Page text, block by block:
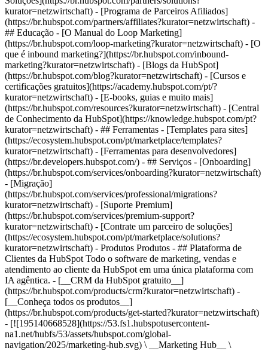
kurator=netzwirtschaft) - [Programa de Parceiros Afiliados]
(https://br.hubspot.com/partners/affiliates?kurator=netzwirtschaft) -
## Educação - [O Manual do Loop Marketing]
(https://br.hubspot.com/loop-marketing?kurator=netzwirtschaft) - [O
que é inbound marketing?](https://br.hubspot.com/inbound-
marketing?kurator=netzwirtschaft) - [Blogs da HubSpot]
(https://br.hubspot.com/blog?kurator=netzwirtschaft) - [Cursos e
certificações gratuitos](https://academy.hubspot.com/pt/?
kurator=netzwirtschaft) - [E-books, guias e muito mais]
(https://br.hubspot.com/resources?kurator=netzwirtschaft) - [Central
de Conhecimento da HubSpot](https://knowledge.hubspot.com/pt?
kurator=netzwirtschaft) - ## Ferramentas - [Templates para sites]
(https://ecosystem.hubspot.com/pt/marketplace/templates?
kurator=netzwirtschaft) - [Ferramentas para desenvolvedores]
(https://br.developers.hubspot.com/) - ## Serviços - [Onboarding]
(https://br.hubspot.com/services/onboarding?kurator=netzwirtschaft)
- [Migração]
(https://br.hubspot.com/services/professional/migrations?
kurator=netzwirtschaft) - [Suporte Premium]
(https://br.hubspot.com/services/premium-support?
kurator=netzwirtschaft) - [Contrate um parceiro de soluções]
(https://ecosystem.hubspot.com/pt/marketplace/solutions?
kurator=netzwirtschaft) - Produtos Produtos - ## Plataforma de Clientes da HubSpot Todo o software de marketing, vendas e atendimento ao cliente da HubSpot em uma única plataforma com IA agêntica. - [__CRM da HubSpot gratuito__](https://br.hubspot.com/products/crm?kurator=netzwirtschaft) - [__Conheça todos os produtos__](https://br.hubspot.com/products/get-started?kurator=netzwirtschaft) - [![195140668528](https://53.fs1.hubspotusercontent-na1.net/hubfs/53/assets/hubspot.com/global-navigation/2025/marketing-hub.svg) \ __Marketing Hub__ \ Software de automação de marketing](https://br.hubspot.com/products/marketing?kurator=netzwirtschaft) - [![195146645596](https://53.fs1.hubspotusercontent-na1.net/hubfs/53/assets/hubspot.com/global-navigation/2025/sales-hub.svg) \ __Sales Hub__ \ Software de vendas](https://br.hubspot.com/products/sales?kurator=netzwirtschaft) - [![195140668527](https://53.fs1.hubspotusercontent-na1.net/hubfs/53/assets/hubspot.com/global-navigation/2025/service-hub.svg) \ __Service Hub__ \ Software de atendimento ao cliente](https://br.hubspot.com/products/service?kurator=netzwirtschaft) - [![195140649745](https://53.fs1.hubspotusercontent-na1.net/hubfs/53/assets/hubspot.com/global-navigation/2025/content-hub.svg) \ __Content Hub__ \ Software de marketing de conteúdo](https://br.hubspot.com/products/content?kurator=netzwirtschaft) - [![195289608884](https://53.fs1.hubspotusercontent-na1.net/hubfs/53/assets/hubspot.com/global-navigation/2025/data-hub.svg) \ __Data Hub__ \ Software de gestão de dados](https://br.hubspot.com/products/data?kurator=netzwirtschaft) - [![195140609672](https://53.fs1.hubspotusercontent-na1.net/hubfs/53/assets/hubspot.com/global-navigation/2025/commerce-hub.svg) \ __Revenue Hub__ \ Software de CPQ, faturamento e pagamentos](https://br.hubspot.com/products/revenue?kurator=netzwirtschaft) - [![ProductIcons_AgentHub_Icon_Orange](https://53.fs1.hubspotusercontent-na1.net/hubfs/53/assets/webteam-cms-portal/images/breeze/ProductIcons_AgentHub_Icon_Orange.svg) \ __Agent Hub__ \ O espaço central para criar e gerenciar agentes de IA em toda a plataforma](https://br.hubspot.com/products/artificial-intelligence?kurator=netzwirtschaft) - [![188619147390](https://53.fs1.hubspotusercontent-na1.net/hubfs/53/assets/hubspot.com/global-navigation/help-me-choose-tool.svg) \ __Precisa de ajuda para escolher?__ \ Responda algumas perguntas e nós te ajudaremos a achar os produtos ideais para o seu negócio.](https://br.hubspot.com/products/help-me-choose?kurator=netzwirtschaft) - [![195140649746](https://53.fs1.hubspotusercontent-na1.net/hubfs/53/assets/hubspot.com/global-navigation/2025/small-business.svg) \ __Pacote para pequenas empresas__ \ A edição Starter de cada produto, desenvolvida para startups e pequenas empresas](https://br.hubspot.com/products/crm/starter?kurator=netzwirtschaft) - [![210646671655](https://53.fs1.hubspotusercontent-na1.net/hubfs/53/assets/hubspot.com/global-navigation/2025/aeo.svg) \ __AEO (Beta)__ \ Ferramentas de otimização para mecanismos de resposta que rastreiam e melhoram a visibilidade da sua marca nos resultados de IA.](https://br.hubspot.com/products/aeo?kurator=netzwirtschaft) - [![195140649747](https://53.fs1.hubspotusercontent-na1.net/hubfs/53/assets/hubspot.com/global-navigation/2025/app-marketplace.svg) \ __HubSpot Marketplace__ \ Conecte seus aplicativos favoritos à HubSpot](https://ecosystem.hubspot.com/pt/marketplace/apps?kurator=netzwirtschaft) - Soluções Soluções - Por tipo de uso - ## Marketing - [Gere leads](https://br.hubspot.com/use-case/drive-revenue-high-quality-leads?kurator=netzwirtschaft) - [Automatize o marketing](https://br.hubspot.com/use-case/maximize-efficiency-ai-automation?kurator=netzwirtschaft) - ## Vendas - [Crie pipelines](https://br.hubspot.com/use-case/build-sales-pipeline?kurator=netzwirtschaft) - [Fechar negócios](https://br.hubspot.com/use-case/close-more-deals?kurator=netzwirtschaft) - ## Atendimento ao cliente - [Expanda o suporte](https://br.hubspot.com/use-case/scale-customer-service-support?kurator=netzwirtschaft) - [Melhore a retenção](https://br.hubspot.com/use-case/drive-customer-satisfaction?kurator=netzwirtschaft) - ## Conteúdo - [Crie conteúdo](https://br.hubspot.com/use-case/create-content-for-customer-journey?kurator=netzwirtschaft) - [Gerencie conteúdo](https://br.hubspot.com/use-case/manage-content?kurator=netzwirtschaft) - ## Startups e pequenas empresas - [Encontre e alcance clientes](https://br.hubspot.com/use-case/find-and-reach-customers?kurator=netzwirtschaft) - [Aumente as vendas e receba pagamentos](https://br.hubspot.com/use-case/grow-sales-and-get-paid-faster?kurator=netzwirtschaft) - [Organize os dados do cliente](https://br.hubspot.com/use-case/understand-and-organize-customer-data?kurator=netzwirtschaft) - ## Inteligência artificial - [Resolva dúvidas de seus clientes 24/7](https://br.hubspot.com/products/artificial-intelligence/ai-customer-service-agent?kurator=netzwirtschaft) - [Automatize a prospecção de vendas](https://br.hubspot.com/products/sales/ai-prospecting-agent?kurator=netzwirtschaft) - [Faça uma análise mais rápida de seus clientes](https://br.hubspot.com/products/artificial-intelligence/ai-data-agent?kurator=netzwirtschaft) - Por tamanho da equipe - ## Por tamanho da equipe - ![195309752641](https://53.fs1.hubspotusercontent-na1.net/hub/53/hubfs/assets/hubspot.com/global-navigation/2025/Small%20Businesses%20%26%20Start%20ups.webp?width=1035&height=450&name=Small%20Businesses%20%26%20Start%20ups.webp) ### Para pequenas empresas e startups A Plataforma de Clientes Starter da HubSpot ajuda sua startup ou pequena empresa em crescimento a encontrar e conquistar clientes desde o primeiro dia. [Saiba mais sobre a Plataforma de Clientes Starter da HubSpot](https://br.hubspot.com/products/crm/starter?kurator=netzwirtschaft) - ![195309752642](https://53.fs1.hubspotusercontent-na1.net/hub/53/hubfs/assets/hubspot.com/global-navigation/2025/Enterprise.webp?width=1035&height=450&name=Enterprise.webp) ### Para grandes empresas A Plataforma de Clientes Enterprise integrada da HubSpot é poderosa e fácil de usar. [Saiba mais sobre a Plataforma de Clientes Enterprise da HubSpot](https://br.hubspot.com/products/crm/enterprise?kurator=netzwirtschaft) - Por que a HubSpot? - ## Por que a HubSpot? - ![195309752643](https://53.fs1.hubspotusercontent-na1.net/hub/53/hubfs/assets/hubspot.com/global-navigation/2025/Why%20Choose%20HubSpot.webp?width=1035&height=450&name=Why%20Choose%20HubSpot.webp) ### Por que escolher a HubSpot? Depois de apenas um ano, os clientes da HubSpot adquirem 129% mais leads, fecham 36% mais negócios e observam uma melhoria de 37% nas taxas de fechamento de tickets. [Saiba mais sobre o que diferencia a solução da HubSpot](https://br.hubspot.com/why-choose-hubspot?kurator=netzwirtschaft) - ![195303448595](https://53.fs1.hubspotusercontent-na1.net/hub/53/hubfs/assets/hubspot.com/global-navigation/2025/Case%20Studies.webp?width=1035&height=450&name=Case%20Studies.webp) ### Estudos de caso Conheça empresas como a sua em todo o mundo que usam a HubSpot para unir suas equipes, capacitar seus negócios e crescer melhor. [Veja todos os estudos de caso](https://br.hubspot.com/case-studies?kurator=netzwirtschaft) - ![191228329371](https://53.fs1.hubspotusercontent-na1.net/hub/53/hubfs/spotlight_resized_518x225.png?width=518&height=225&name=spotlight_resized_518x225.png) ### Spotlight: atualizações de produtos Saiba mais sobre os lançamentos e anúncios de produtos da HubSpot nesta vitrine semestral de produtos. [Veja as atualizações de nossos produtos](https://br.hubspot.com/spotlight?kurator=netzwirtschaft) - [Preços](https://br.hubspot.com/pricing/marketing?kurator=netzwirtschaft) - Recursos Recursos - ## Link em destaque - [Spotlight: atualizações de produtos](https://br.hubspot.com/spotlight?kurator=netzwirtschaft) - [Novidades na HubSpot](https://br.hubspot.com/new?kurator=netzwirtschaft) - [Por que escolher a HubSpot?](https://br.hubspot.com/why-choose-hubspot?kurator=netzwirtschaft) - [Sustentabilidade \ EN](https://www.hubspot.com/sustainability?kurator=netzwirtschaft) - ## Comunidade e eventos - [Evento UNBOUND](https://unbound.hubspot.com/) - [Webinares](https://br.hubspot.com/resources/webinar#resource-library-page-headers) - [Comunidade HubSpot](https://community.hubspot.com/) - [Grupos de Usuários da HubSpot \ EN](https://www.hubspot.com/hubspot-user-groups?kurator=netzwirtschaft) - ## Parceiros - [Programa de Parceiros de Soluções](https://br.hubspot.com/partners/solutions?kurator=netzwirtschaft) - [Programa de Parceiros Afiliados](https://br.hubspot.com/partners/affiliates?kurator=netzwirtschaft) - ## Educação - [O Manual do Loop Marketing](https://br.hubspot.com/loop-marketing?kurator=netzwirtschaft) - [O que é inbound marketing?](https://br.hubspot.com/inbound-marketing?kurator=netzwirtschaft) - [Blogs da HubSpot](https://br.hubspot.com/blog?kurator=netzwirtschaft) - [Cursos e certificações gratuitos](https://academy.hubspot.com/pt/?kurator=netzwirtschaft) - [E-books, guias e muito mais](https://br.hubspot.com/resources?kurator=netzwirtschaft) - [Cen